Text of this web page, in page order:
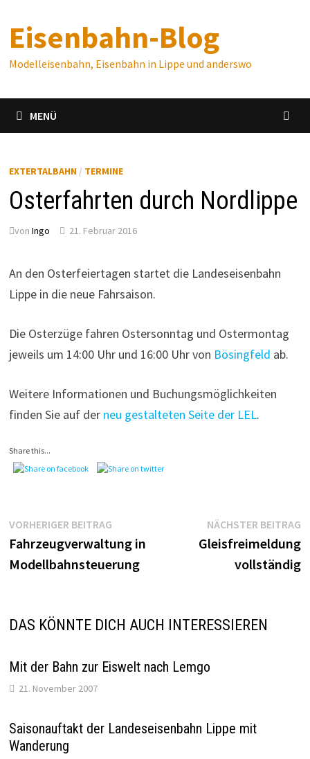
Inhalt
springen
Eisenbahn-Blog
Modelleisenbahn, Eisenbahn in Lippe und anderswo
MENÜ
EXTERTALBAHN/ TERMINE
Osterfahrten durch Nordlippe
von Ingo 21. Februar 2016
An den Osterfeiertagen startet die Landeseisenbahn
Lippe in die neue Fahrsaison.
Die Osterzüge fahren Ostersonntag und Ostermontag
jeweils um 14:00 Uhr und 16:00 Uhr von Bösingfeld ab.
Weitere Informationen und Buchungsmöglichkeiten
finden Sie auf der neu gestalteten Seite der LEL.
Share this...
Beitragsnavigation
VORHERIGER BEITRAGVorheriger
Beitrag:
Fahrzeugverwaltung in
Modellbahnsteuerung
NÄCHSTER BEITRAG
Gleisfreimeldung
vollständig
DAS KÖNNTE DICH AUCH INTERESSIEREN
Mit der Bahn zur Eiswelt nach Lemgo
21. November 2007
Saisonauftakt der Landeseisenbahn Lippe mit
Wanderung